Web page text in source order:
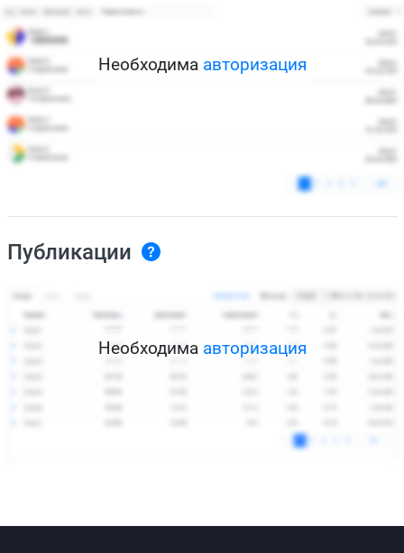
Необходима авторизация
Публикации
Необходима авторизация